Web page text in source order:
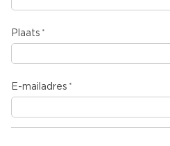
Plaats
E-mailadres